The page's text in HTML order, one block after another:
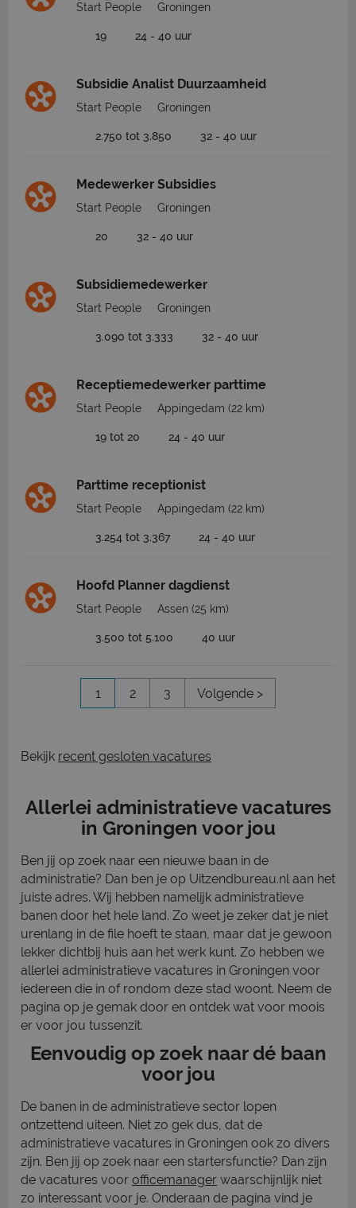
Start People Groningen
19 24 - 40 uur
Subsidie Analist Duurzaamheid
Start People Groningen
2.750 tot 3.850 32 - 40 uur
Medewerker Subsidies
Start People Groningen
20 32 - 40 uur
Subsidiemedewerker
Start People Groningen
3.090 tot 3.333 32 - 40 uur
Receptiemedewerker parttime
Start People Appingedam (22 km)
19 tot 20 24 - 40 uur
Parttime receptionist
Start People Appingedam (22 km)
3.254 tot 3.367 24 - 40 uur
Hoofd Planner dagdienst
Start People Assen (25 km)
3.500 tot 5.100 40 uur
1 2 3 Volgende >
Bekijk recent gesloten vacatures
Allerlei administratieve vacatures
in Groningen voor jou
Ben jij op zoek naar een nieuwe baan in de
administratie? Dan ben je op Uitzendbureau.nl aan het
juiste adres. Wij hebben namelijk administratieve
banen door het hele land. Zo weet je zeker dat je niet
urenlang in de file hoeft te staan, maar dat je gewoon
lekker dichtbij huis aan het werk kunt. Zo hebben we
allerlei administratieve vacatures in Groningen voor
iedereen die in of rondom deze stad woont. Neem de
pagina op je gemak door en ontdek wat voor moois
er voor jou tussenzit.
Eenvoudig op zoek naar dé baan
voor jou
De banen in de administratieve sector lopen
ontzettend uiteen. Niet zo gek dus, dat de
administratieve vacatures in Groningen ook zo divers
zijn. Ben jij op zoek naar een startersfunctie? Dan zijn
de vacatures voor officemanager waarschijnlijk niet
zo interessant voor je. Onderaan de pagina vind je